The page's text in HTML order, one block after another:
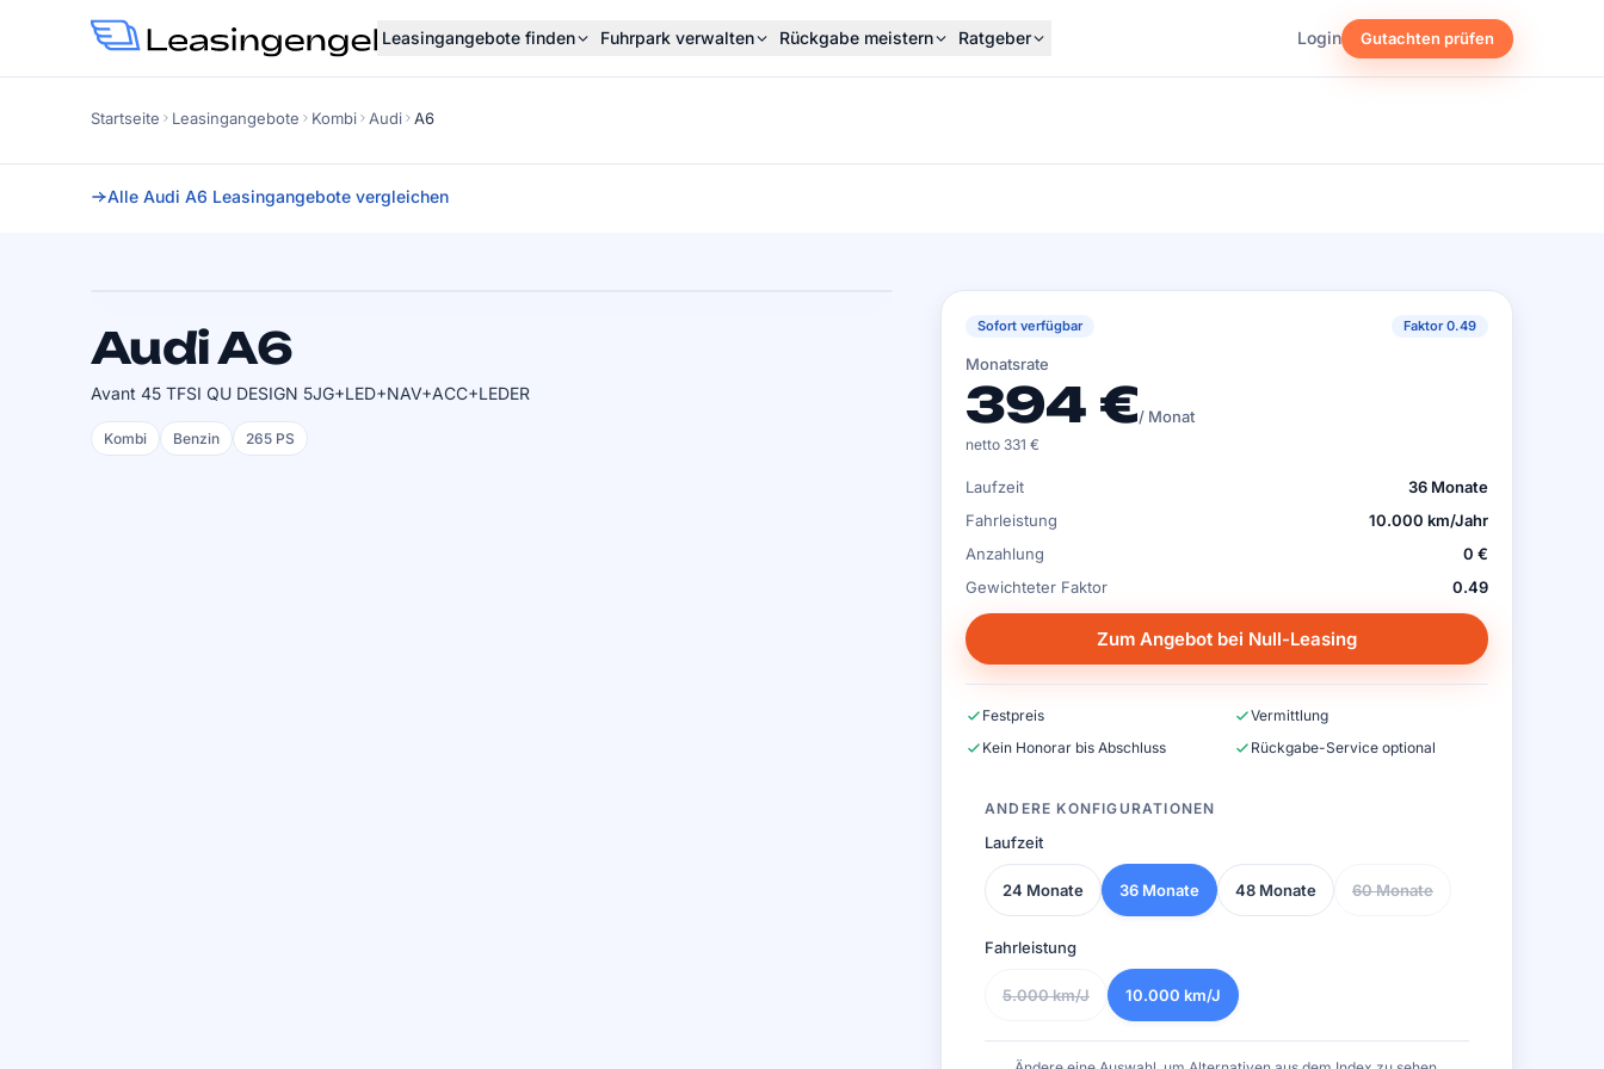
Leasingangebote finden Fuhrpark verwalten Rückgabe meistern Ratgeber Login Gutachten prüfen
Startseite Leasingangebote Kombi Audi A6
Alle Audi A6 Leasingangebote vergleichen
Faktor0.49 SOFORT VERFÜGBAR
Audi A6
Avant 45 TFSI QU DESIGN 5JG+LED+NAV+ACC+LEDER
Kombi Benzin 265 PS
Sofort verfügbar Faktor 0.49
Monatsrate
394 €/ Monat
netto 331 €
Laufzeit
36 Monate
Fahrleistung
10.000 km/Jahr
Anzahlung
0 €
Gewichteter Faktor
0.49
Zum Angebot bei Null-Leasing
Festpreis
Vermittlung
Kein Honorar bis Abschluss
Rückgabe-Service optional
ANDERE KONFIGURATIONEN
Laufzeit
24 Monate 36 Monate 48 Monate 60 Monate
Fahrleistung
5.000 km/J 10.000 km/J